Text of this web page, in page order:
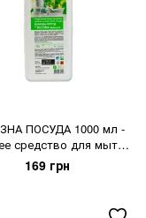
ПОСУДА 1000 мл -
средство для мытья
посуды
169 грн